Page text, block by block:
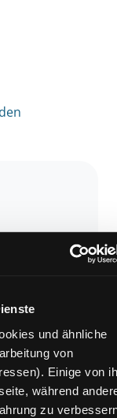
und ähnliche
von
Einige von
während
zu